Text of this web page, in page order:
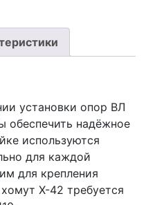
установки опор ВЛ
обеспечить надёжное
используются
для каждой
для крепления
Х-42 требуется